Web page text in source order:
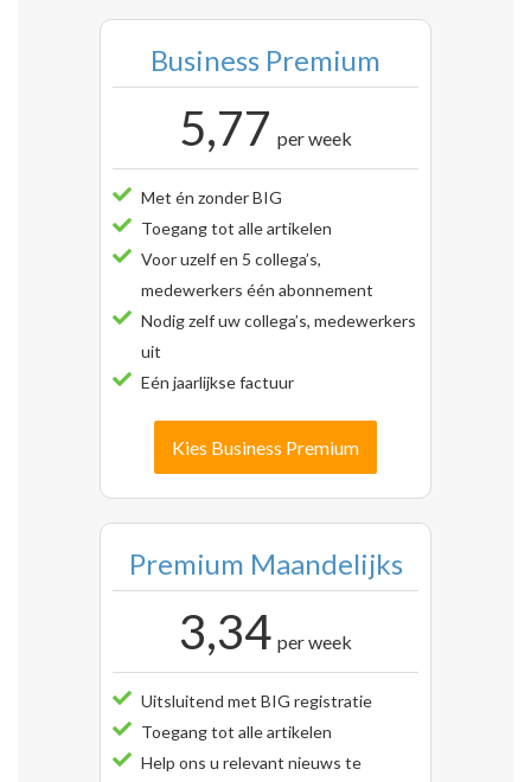
Business Premium
5,77 per week
Met én zonder BIG
Toegang tot alle artikelen
Voor uzelf en 5 collega’s,
medewerkers één abonnement
Nodig zelf uw collega’s, medewerkers
uit
Eén jaarlijkse factuur
Kies Business Premium
Premium Maandelijks
3,34 per week
Uitsluitend met BIG registratie
Toegang tot alle artikelen
Help ons u relevant nieuws te